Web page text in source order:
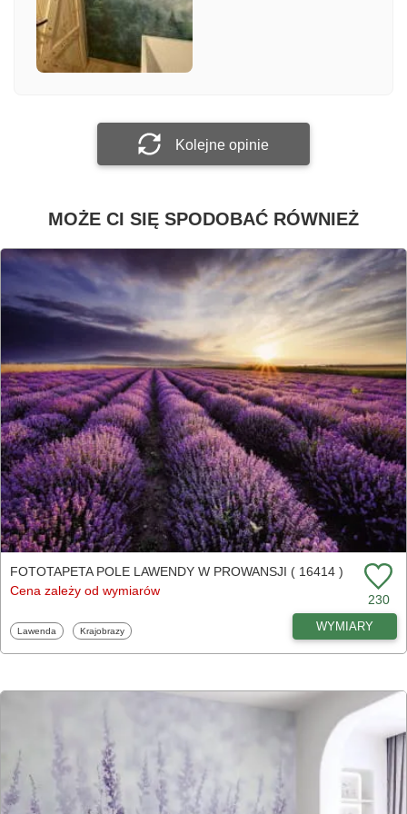
Załącz zdjęcie
Kolejne opinie
MOŻE CI SIĘ SPODOBAĆ RÓWNIEŻ
FOTOTAPETA POLE LAWENDY W PROWANSJI ( 16414 )
Cena zależy od wymiarów
230
Fototapety
Lawenda Fototapety
Krajobrazy WYMIARY